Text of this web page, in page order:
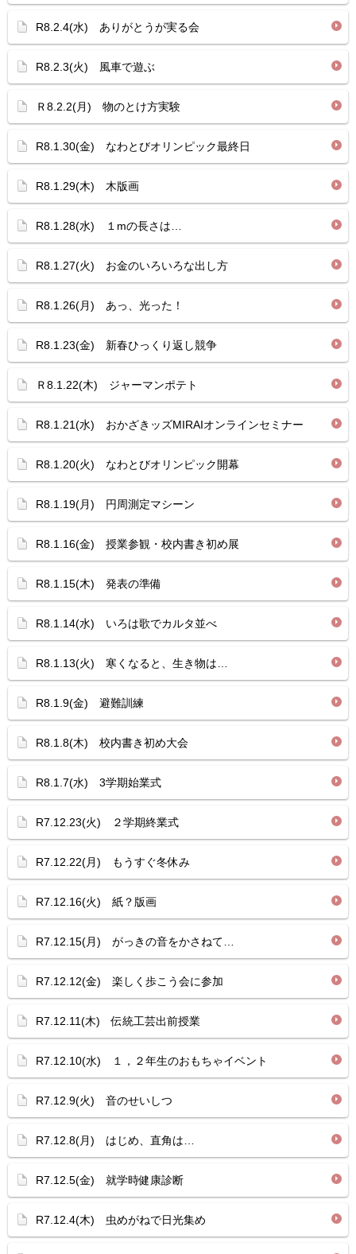
R8.2.4(水) ありがとうが実る会
R8.2.3(火) 風車で遊ぶ
Ｒ8.2.2(月) 物のとけ方実験
R8.1.30(金) なわとびオリンピック最終日
R8.1.29(木) 木版画
R8.1.28(水) １mの長さは…
R8.1.27(火) お金のいろいろな出し方
R8.1.26(月) あっ、光った！
R8.1.23(金) 新春ひっくり返し競争
Ｒ8.1.22(木) ジャーマンポテト
R8.1.21(水) おかざきッズMIRAIオンラインセミナー
R8.1.20(火) なわとびオリンピック開幕
R8.1.19(月) 円周測定マシーン
R8.1.16(金) 授業参観・校内書き初め展
R8.1.15(木) 発表の準備
R8.1.14(水) いろは歌でカルタ並べ
R8.1.13(火) 寒くなると、生き物は…
R8.1.9(金) 避難訓練
R8.1.8(木) 校内書き初め大会
R8.1.7(水) 3学期始業式
R7.12.23(火) ２学期終業式
R7.12.22(月) もうすぐ冬休み
R7.12.16(火) 紙？版画
R7.12.15(月) がっきの音をかさねて…
R7.12.12(金) 楽しく歩こう会に参加
R7.12.11(木) 伝統工芸出前授業
R7.12.10(水) １，２年生のおもちゃイベント
R7.12.9(火) 音のせいしつ
R7.12.8(月) はじめ、直角は…
R7.12.5(金) 就学時健康診断
R7.12.4(木) 虫めがねで日光集め